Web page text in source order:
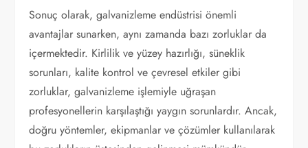
Sonuç olarak, galvanizleme endüstrisi önemli
avantajlar sunarken, aynı zamanda bazı zorluklar da
içermektedir. Kirlilik ve yüzey hazırlığı, süneklik
sorunları, kalite kontrol ve çevresel etkiler gibi
zorluklar, galvanizleme işlemiyle uğraşan
profesyonellerin karşılaştığı yaygın sorunlardır. Ancak,
doğru yöntemler, ekipmanlar ve çözümler kullanılarak